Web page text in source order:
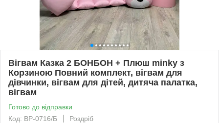
Вігвам Казка 2 БОНБОН + Плюш minky з
Корзиною Повний комплект, вігвам для
дівчинки, вігвам для дітей, дитяча палатка,
вігвам
Готово до відправки
Код: ВР-0716/Б
Роздріб